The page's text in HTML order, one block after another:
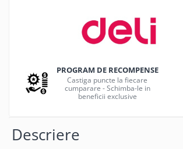
Nisip kinetic si modelabil
Fashion Items
Gamepad
Mouse Gaming
PROGRAM DE RECOMPENSE
Castiga puncte la fiecare
cumparare - Schimba-le in
beneficii exclusive
Descriere